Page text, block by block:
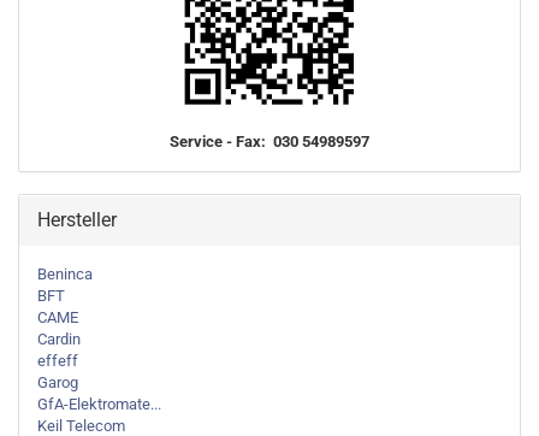
Service - Fax: 030 54989597
Hersteller
Beninca
BFT
CAME
Cardin
effeff
Garog
GfA-Elektromate...
Keil Telecom